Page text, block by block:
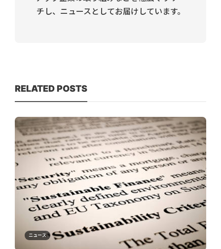
チし、ニュースとしてお届けしています。
RELATED POSTS
ニュース